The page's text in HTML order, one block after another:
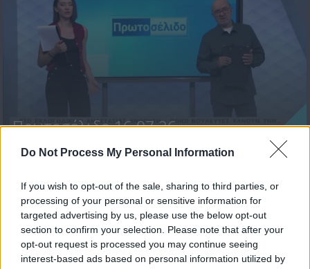
Do Not Process My Personal Information
If you wish to opt-out of the sale, sharing to third parties, or
processing of your personal or sensitive information for
targeted advertising by us, please use the below opt-out
section to confirm your selection. Please note that after your
opt-out request is processed you may continue seeing
interest-based ads based on personal information utilized by
Πρωτοσέλιδο 16.07.26